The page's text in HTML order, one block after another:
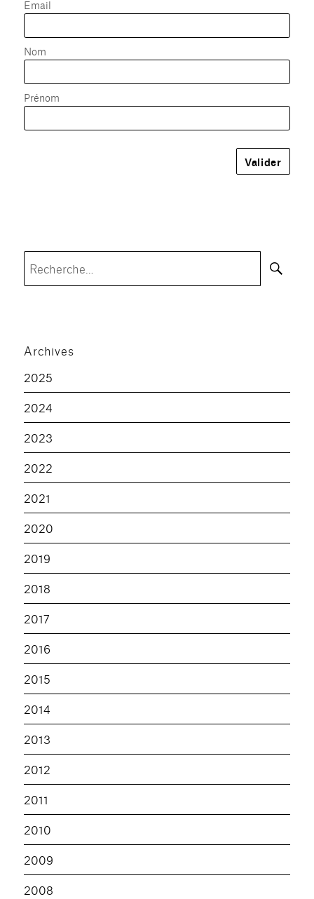
Email
Nom
Prénom
Archives
2025
2024
2023
2022
2021
2020
2019
2018
2017
2016
2015
2014
2013
2012
2011
2010
2009
2008